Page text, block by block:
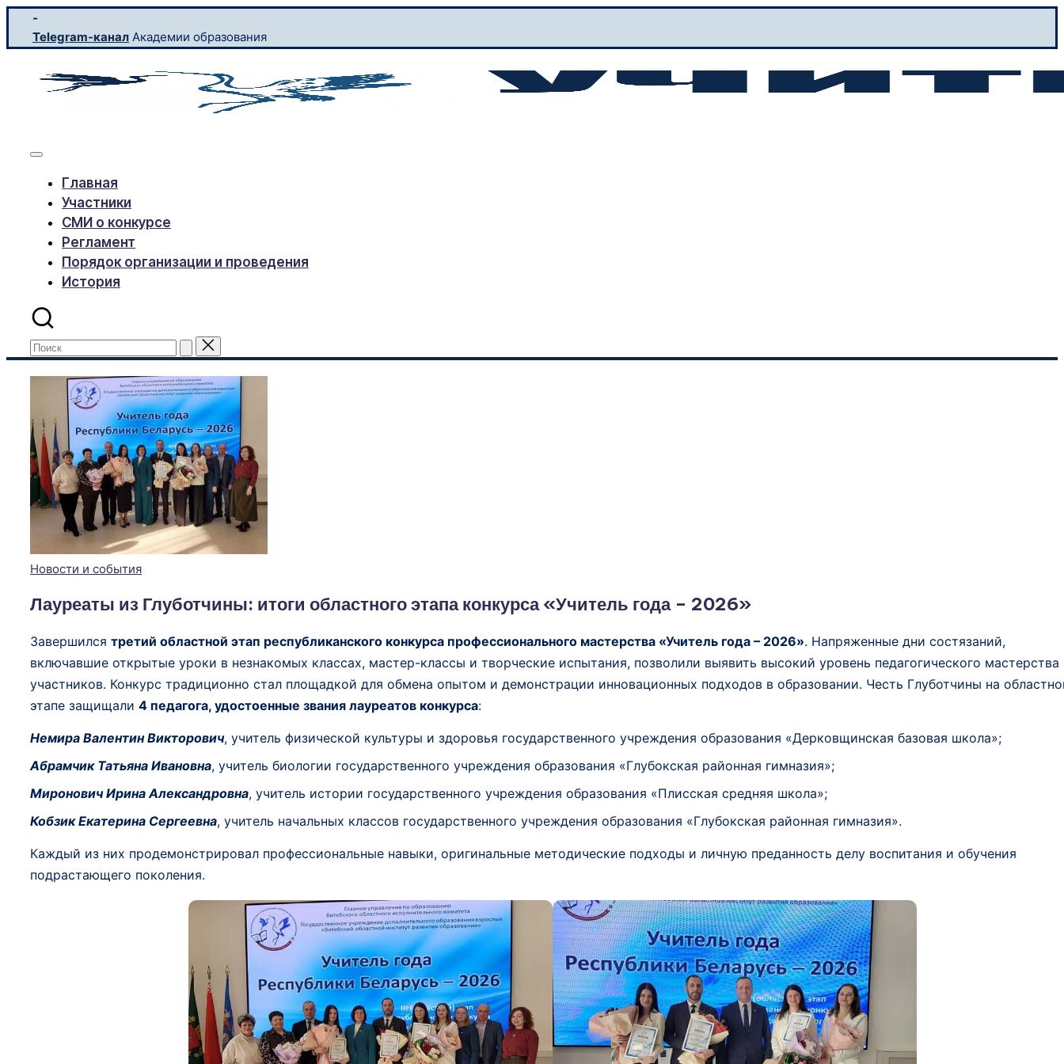
Перейти
содержимому
-
Telegram-канал Академии образования
Главная
Участники
СМИ о конкурсе
Регламент
Порядок организации и проведения
История
Опубликовано
Новости и события
Лауреаты из Глуботчины: итоги областного этапа конкурса «Учитель года – 2026»
Завершился третий областной этап республиканского конкурса профессионального мастерства «Учитель года – 2026». Напряженные дни состязаний,
включавшие открытые уроки в незнакомых классах, мастер-классы и творческие испытания, позволили выявить высокий уровень педагогического мастерства
участников. Конкурс традиционно стал площадкой для обмена опытом и демонстрации инновационных подходов в образовании. Честь Глуботчины на
этапе защищали 4 педагога, удостоенные звания лауреатов конкурса:
Немира Валентин Викторович, учитель физической культуры и здоровья государственного учреждения образования «Дерковщинская базовая школа»;
Абрамчик Татьяна Ивановна, учитель биологии государственного учреждения образования «Глубокская районная гимназия»;
Миронович Ирина Александровна, учитель истории государственного учреждения образования «Плисская средняя школа»;
Кобзик Екатерина Сергеевна, учитель начальных классов государственного учреждения образования «Глубокская районная гимназия».
Каждый из них продемонстрировал профессиональные навыки, оригинальные методические подходы и личную преданность делу воспитания и обучения
подрастающего поколения.